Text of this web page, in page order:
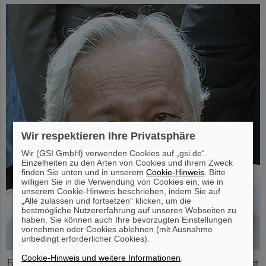
FAIR und GSI trauern um einen herausragenden Wissenschaftler
Wir respektieren Ihre Privatsphäre
Wir (GSI GmbH) verwenden Cookies auf „gsi.de“.
Einzelheiten zu den Arten von Cookies und ihrem Zweck
finden Sie unten und in unseremCookie-Hinweis . Bitte
willigen Sie in die Verwendung von Cookies ein, wie in
unserem Cookie-Hinweis beschrieben, indem Sie auf
„Alle zulassen und fortsetzen“ klicken, um die
bestmögliche Nutzererfahrung auf unseren Webseiten zu
haben. Sie können auch Ihre bevorzugten Einstellungen
vornehmen oder Cookies ablehnen (mit Ausnahme
unbedingt erforderlicher Cookies).
Cookie-Hinweis und weitere Informationen